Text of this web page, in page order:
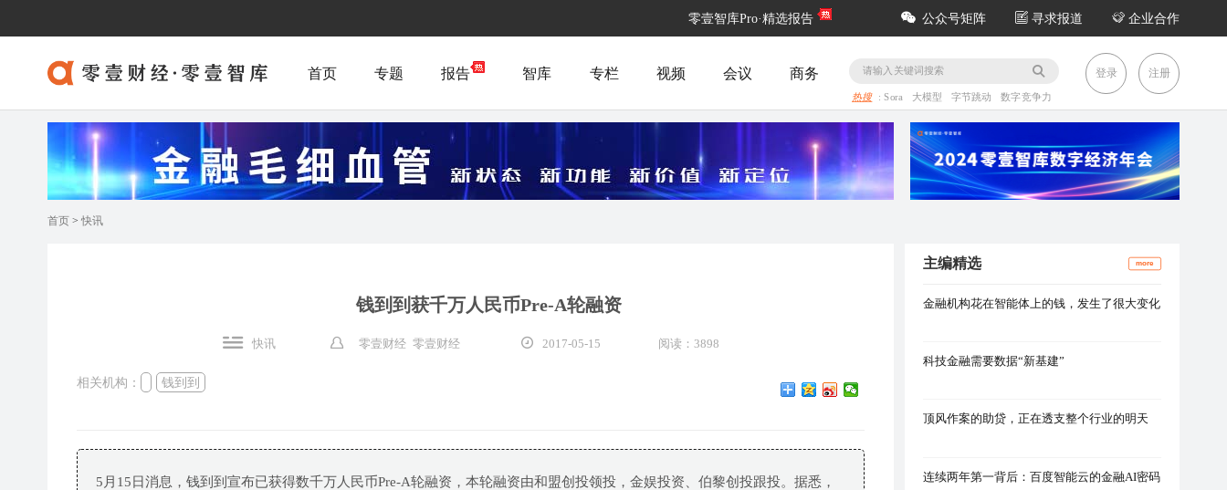
零壹智库Pro·精选报告 公众号矩阵 寻求报道 企业合作
首页 专题 报告 智库 专栏 视频 会议 商务
热搜 :Sora 大模型 字节跳动 数字竞争力
登录 注册
首页 > 快讯
钱到到获千万人民币Pre-A轮融资
快讯 零壹财经 零壹财经 2017-05-15 阅读：3898
相关机构： 钱到到
5月15日消息，钱到到宣布已获得数千万人民币Pre-A轮融资，本轮融资由和盟创投领投，金娱投资、伯黎创投跟投。据悉，
主编精选 more
金融机构花在智能体上的钱，发生了很大变化
科技金融需要数据“新基建”
顶风作案的助贷，正在透支整个行业的明天
连续两年第一背后：百度智能云的金融AI密码